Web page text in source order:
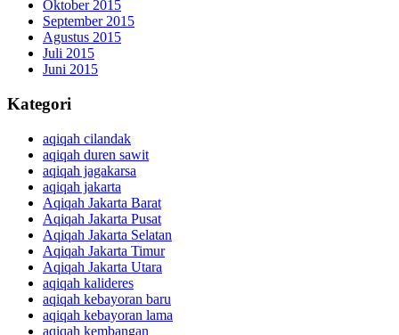
Oktober 2015
September 2015
Agustus 2015
Juli 2015
Juni 2015
Kategori
aqiqah cilandak
aqiqah duren sawit
aqiqah jagakarsa
aqiqah jakarta
Aqiqah Jakarta Barat
Aqiqah Jakarta Pusat
Aqiqah Jakarta Selatan
Aqiqah Jakarta Timur
Aqiqah Jakarta Utara
aqiqah kalideres
aqiqah kebayoran baru
aqiqah kebayoran lama
aqiqah kembangan